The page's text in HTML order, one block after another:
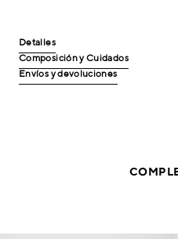
Detalles
Composición y Cuidados
Envíos y devoluciones